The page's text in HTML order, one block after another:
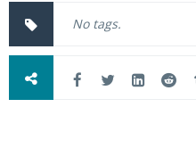
No tags.